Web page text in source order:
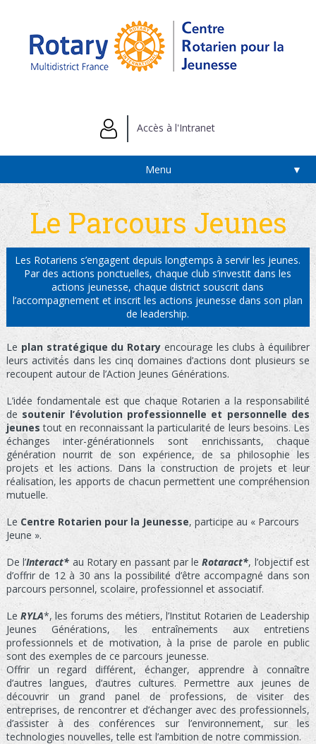
Accès à l'Intranet
Menu ▼
Le Parcours Jeunes
Les Rotariens s’engagent depuis longtemps à servir les jeunes.
Par des actions ponctuelles, chaque club s’investit dans les
actions jeunesse, chaque district souscrit dans
l’accompagnement et inscrit les actions jeunesse dans son plan
de leadership.
Le plan stratégique du Rotary encourage les clubs à équilibrer
leurs activité́s dans les cinq domaines d’actions dont plusieurs se
recoupent autour de l’Action Jeunes Générations.
L’idée fondamentale est que chaque Rotarien a la responsabilité
de soutenir l’évolution professionnelle et personnelle des
jeunes tout en reconnaissant la particularité de leurs besoins. Les
échanges inter-générationnels sont enrichissants, chaque
génération nourrit de son expérience, de sa philosophie les
projets et les actions. Dans la construction de projets et leur
réalisation, les apports de chacun permettent une compréhension
mutuelle.
Le Centre Rotarien pour la Jeunesse, participe au « Parcours
Jeune ».
De l’Interact* au Rotary en passant par leRotaract*, l’objectif est
d’offrir de 12 à 30 ans la possibilité d’être accompagné dans son
parcours personnel, scolaire, professionnel et associatif.
Le RYLA*, les forums des métiers, l’Institut Rotarien de Leadership
Jeunes Générations, les entraînements aux entretiens
professionnels et de motivation, à la prise de parole en public
sont des exemples de ce parcours jeunesse.
Offrir un regard différent, échanger, apprendre à connaître
d’autres langues, d’autres cultures. Permettre aux jeunes de
découvrir un grand panel de professions, de visiter des
entreprises, de rencontrer et d’échanger avec des professionnels,
d’assister à des conférences sur l’environnement, sur les
technologies nouvelles, telle est l’ambition de notre commission.